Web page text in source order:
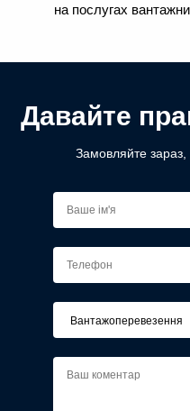
на послугах
Давайте
Замовляйте